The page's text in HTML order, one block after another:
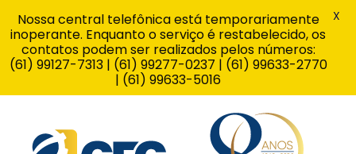
Nossa central telefônica está temporariamente
inoperante. Enquanto o serviço é restabelecido, os
contatos podem ser realizados pelos números:
(61) 99127-7313 | (61) 99277-0237 | (61) 99633-2770
| (61) 99633-5016
X